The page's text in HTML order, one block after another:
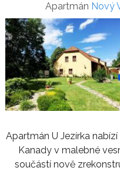
Apartmán Nový
Apartmán U Jezírka
Kanady v malebné
součástí nově